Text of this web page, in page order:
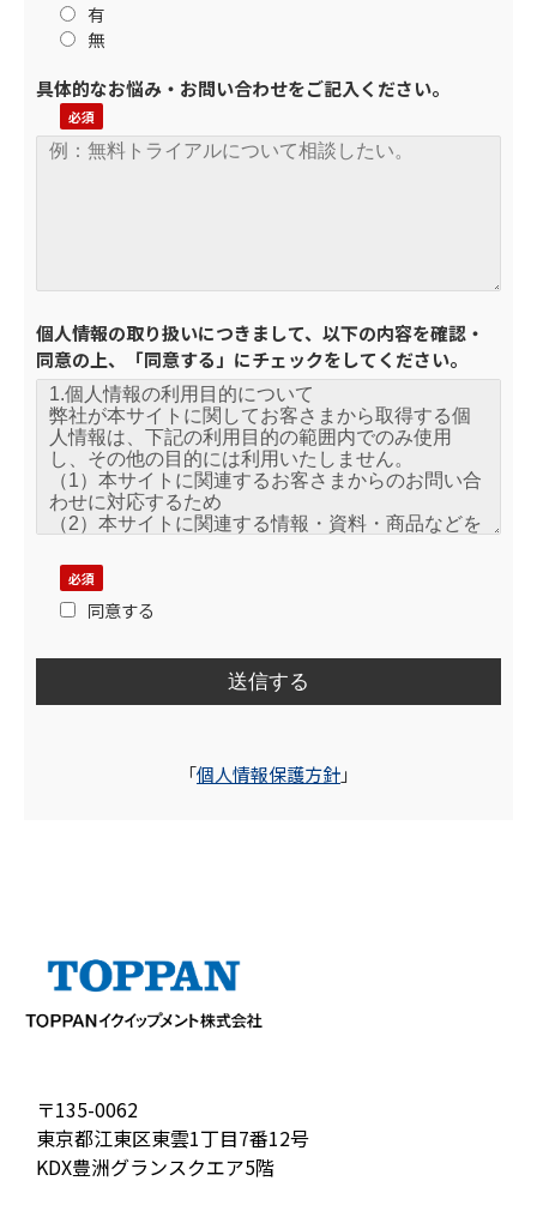
有
無
具体的なお悩み・お問い合わせをご記入ください。
個人情報の取り扱いにつきまして、以下の内容を確認・
同意の上、「同意する」にチェックをしてください。
同意する
「個人情報保護方針」
〒135-0062
東京都江東区東雲1丁目7番12号
KDX豊洲グランスクエア5階